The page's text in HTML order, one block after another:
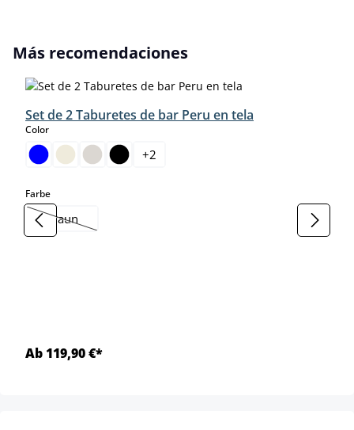
Omitir la galería de productos
Más recomendaciones
Set de 2 Taburetes de bar Peru en tela
Colorselect
+2
Farbeselect
braun
(Esta opción no está disponible en este momento.)
Ab 119,90 €*